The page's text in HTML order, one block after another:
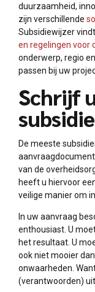
duurzaamheid,
zijn verschillende
Subsidiewijzer
en regelingen voor
onderwerp, regio
passen bij uw
Schrijf
De meeste
van de
heeft u hiervoor
veilige manier om
In uw aanvraag
enthousiast. U
het resultaat. U
ook niet mooier
onwaarheden.
(verantwoorden)